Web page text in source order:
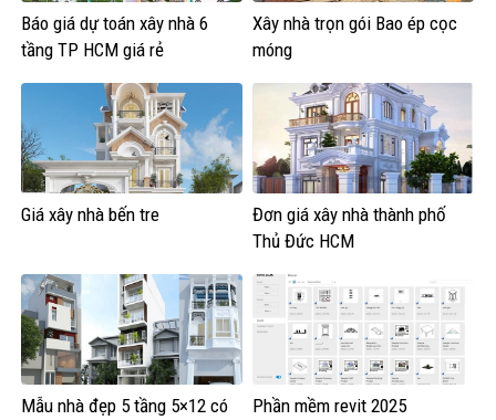
Báo giá dự toán xây nhà 6
tầng TP HCM giá rẻ
Xây nhà trọn gói Bao ép cọc
móng
Giá xây nhà bến tre
Đơn giá xây nhà thành phố
Thủ Đức HCM
Mẫu nhà đẹp 5 tầng 5×12 có
Phần mềm revit 2025